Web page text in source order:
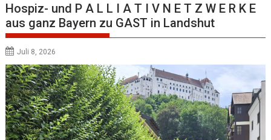
Hospiz- und P A L L I A T I V N E T Z W E R K E
aus ganz Bayern zu GAST in Landshut
Juli 8, 2026